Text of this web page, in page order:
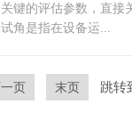
键的评估参数，直
角是指在设备运...
页 末页 跳转